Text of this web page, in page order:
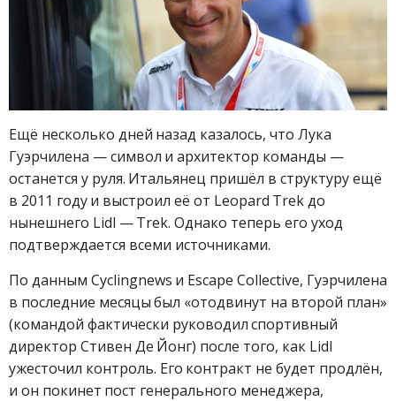
Ещё несколько дней назад казалось, что Лука
Гуэрчилена — символ и архитектор команды —
останется у руля. Итальянец пришёл в структуру ещё
в 2011 году и выстроил её от Leopard Trek до
нынешнего Lidl — Trek. Однако теперь его уход
подтверждается всеми источниками.
По данным Cyclingnews и Escape Collective, Гуэрчилена
в последние месяцы был «отодвинут на второй план»
(командой фактически руководил спортивный
директор Стивен Де Йонг) после того, как Lidl
ужесточил контроль. Его контракт не будет продлён,
и он покинет пост генерального менеджера,